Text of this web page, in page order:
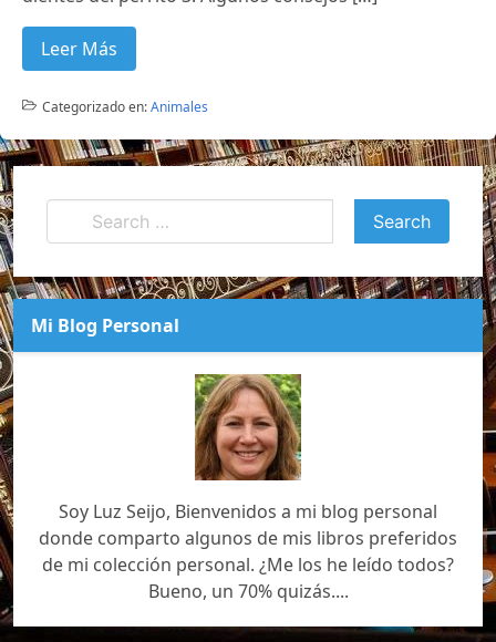
Leer Más
Categorizado en:Animales
Mi Blog Personal
Soy Luz Seijo, Bienvenidos a mi blog personal
donde comparto algunos de mis libros preferidos
de mi colección personal. ¿Me los he leído todos?
Bueno, un 70% quizás....